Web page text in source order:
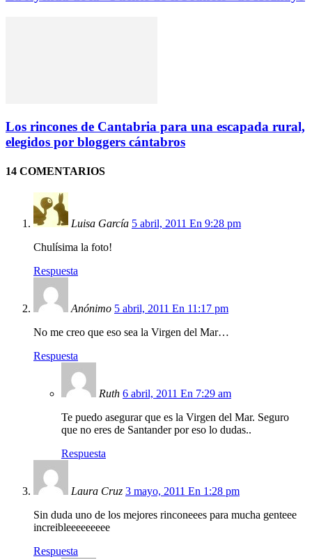
Los rincones de Cantabria para una escapada rural,
elegidos por bloggers cántabros
14 COMENTARIOS
Luisa García 5 abril, 2011 En 9:28 pm
Chulísima la foto!
Respuesta
Anónimo 5 abril, 2011 En 11:17 pm
No me creo que eso sea la Virgen del Mar…
Respuesta
Ruth 6 abril, 2011 En 7:29 am
Te puedo asegurar que es la Virgen del Mar. Seguro
que no eres de Santander por eso lo dudas..
Respuesta
Laura Cruz 3 mayo, 2011 En 1:28 pm
Sin duda uno de los mejores rinconeees para mucha genteee
increibleeeeeeeee
Respuesta